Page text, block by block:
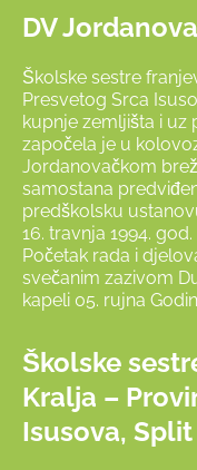
DV
Školske sestre
Presvetog Srca
kupnje zemljišta i uz
započela je u
Jordanovačkom
samostana
predškolsku
16. travnja 1994. god.
Početak rada i
svečanim zazivom
kapeli 05. rujna
Školske
Kralja –
Isusova, Split